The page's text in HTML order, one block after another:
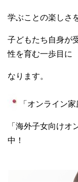
学ぶことの楽しさ
子どもたち自身が
性を育む一歩目に
なります。
「オンライン
「海外子女向けオ
中！